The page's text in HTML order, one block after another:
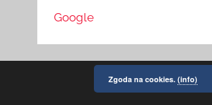
Google
Zgoda na cookies. (info)